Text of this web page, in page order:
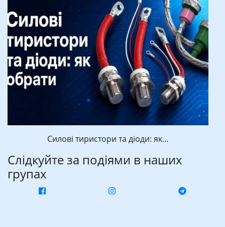
Силові тиристори та діоди: як…
Слідкуйте за подіями в наших
групах